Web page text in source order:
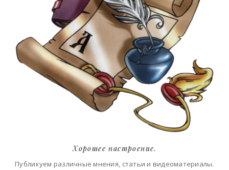
Хорошее настроение.
Публикуем различные мнения, статьи и видеоматериалы.